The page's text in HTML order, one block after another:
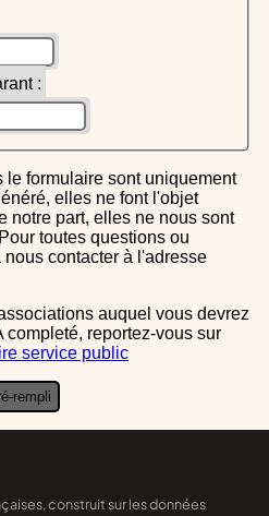
:
elles ne font l'objet
notre part, elles ne nous sont
toutes questions ou
contacter à l'adresse
reportez-vous sur
service public
rempli